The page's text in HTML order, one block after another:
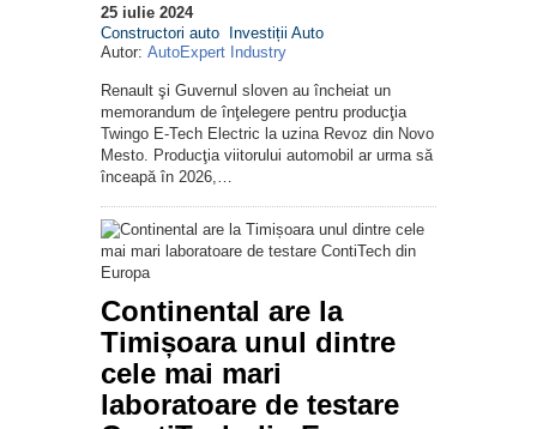
25 iulie 2024
Constructori auto Investiții Auto
Autor: AutoExpert Industry
Renault şi Guvernul sloven au încheiat un
memorandum de înţelegere pentru producţia
Twingo E-Tech Electric la uzina Revoz din Novo
Mesto. Producţia viitorului automobil ar urma să
înceapă în 2026,…
Continental are la
Timișoara unul dintre
cele mai mari
laboratoare de testare